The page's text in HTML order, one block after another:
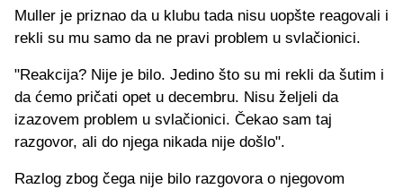
Muller je priznao da u klubu tada nisu uopšte reagovali i
rekli su mu samo da ne pravi problem u svlačionici.
"Reakcija? Nije je bilo. Jedino što su mi rekli da šutim i
da ćemo pričati opet u decembru. Nisu željeli da
izazovem problem u svlačionici. Čekao sam taj
razgovor, ali do njega nikada nije došlo".
Razlog zbog čega nije bilo razgovora o njegovom